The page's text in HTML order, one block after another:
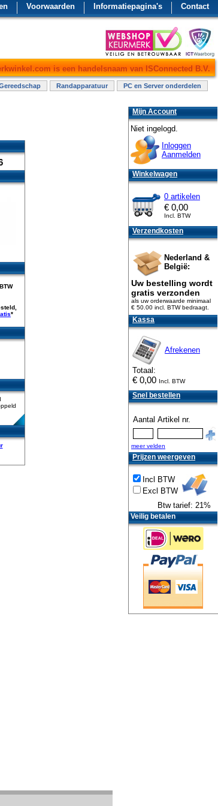
Contact
Informatiepagina's
Voorwaarden
is een handelsnaam van ISConnected B.V.
Randapparatuur
PC en Server onderdelen
*
Mijn Account
Niet ingelogd.
Inloggen
Aanmelden
Winkelwagen
0 artikelen
€ 0,00
Incl. BTW
Verzendkosten
Nederland &
België:
Uw bestelling wordt
gratis verzonden
als uw orderwaarde minimaal
€ 50.00 incl. BTWbedraagt.
Kassa
Afrekenen
Totaal:
€ 0,00 Incl. BTW
Snel bestellen
Aantal Artikel nr.
meer velden
Prijzen weergeven
Incl BTW
Excl BTW
Btw tarief: 21%
Veilig betalen